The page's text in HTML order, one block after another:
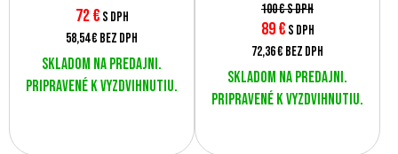
72€ s DPH
58,54 € bez DPH
Skladom na predajni.
Pripravené k vyzdvihnutiu.
100 €s DPH
89€ s DPH
72,36 € bez DPH
Skladom na predajni.
Pripravené k vyzdvihnutiu.